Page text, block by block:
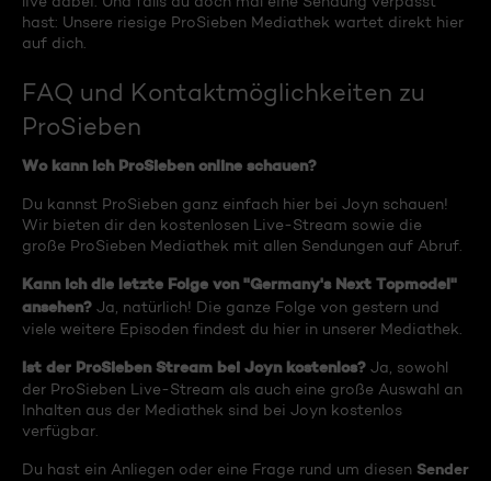
hast: Unsere riesige ProSieben Mediathek wartet direkt hier
auf dich.
FAQ und Kontaktmöglichkeiten zu
ProSieben
Wo kann ich ProSieben online schauen?
Du kannst ProSieben ganz einfach hier bei Joyn schauen!
Wir bieten dir den kostenlosen Live-Stream sowie die
große ProSieben Mediathek mit allen Sendungen auf Abruf.
Kann ich die letzte Folge von "Germany's Next Topmodel"
ansehen? Ja, natürlich! Die ganze Folge von gestern und
viele weitere Episoden findest du hier in unserer Mediathek.
Ist der ProSieben Stream bei Joyn kostenlos? Ja, sowohl
der ProSieben Live-Stream als auch eine große Auswahl an
Inhalten aus der Mediathek sind bei Joyn kostenlos
verfügbar.
Du hast ein Anliegen oder eine Frage rund um diesen Sender